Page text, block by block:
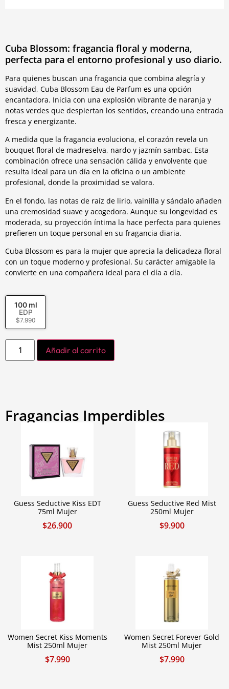
Cuba Blossom: fragancia floral y moderna,
perfecta para el entorno profesional y uso diario.
Para quienes buscan una fragancia que combina alegría y
suavidad, Cuba Blossom Eau de Parfum es una opción
encantadora. Inicia con una explosión vibrante de naranja y
notas verdes que despiertan los sentidos, creando una entrada
fresca y energizante.
A medida que la fragancia evoluciona, el corazón revela un
bouquet floral de madreselva, nardo y jazmín sambac. Esta
combinación ofrece una sensación cálida y envolvente que
resulta ideal para un día en la oficina o un ambiente
profesional, donde la proximidad se valora.
En el fondo, las notas de raíz de lirio, vainilla y sándalo añaden
una cremosidad suave y acogedora. Aunque su longevidad es
moderada, su proyección íntima la hace perfecta para quienes
prefieren un toque personal en su fragancia diaria.
Cuba Blossom es para la mujer que aprecia la delicadeza floral
con un toque moderno y profesional. Su carácter amigable la
convierte en una compañera ideal para el día a día.
100 ml
EDP
$7.990
Añadir al carrito
Fragancias Imperdibles
Guess Seductive Kiss EDT
75ml Mujer
$26.900
Guess Seductive Red Mist
250ml Mujer
$9.900
Women Secret Kiss Moments
Mist 250ml Mujer
$7.990
Women Secret Forever Gold
Mist 250ml Mujer
$7.990